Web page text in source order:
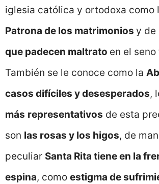
iglesia católica y ortodoxa como
Patrona de los matrimonios y de
que padecen maltrato en el
También se le conoce como la
casos difíciles y desesperados,
más representativos de esta
son las rosas y los higos, de
peculiar Santa Rita tiene en la
espina, como estigma de